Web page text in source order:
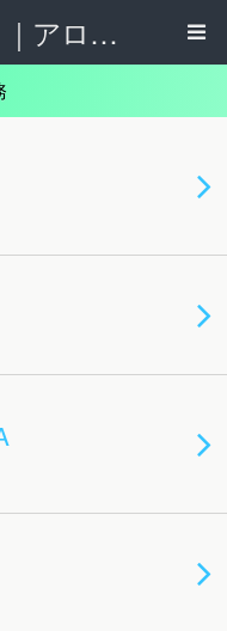
ハワイ情報サイト｜アロハタウンネット